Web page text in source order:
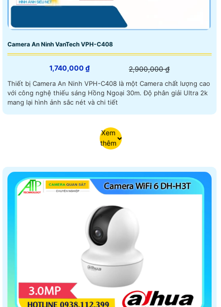
Camera An Ninh VanTech VPH-C408
1,740,000 ₫ 2,900,000 ₫
Thiết bị Camera An Ninh VPH-C408 là một Camera chất lượng cao
với công nghệ thiếu sáng Hồng Ngoại 30m. Độ phân giải Ultra 2k
mang lại hình ảnh sắc nét và chi tiết
Xem
thêm